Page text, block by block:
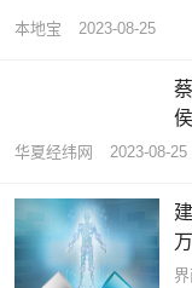
本地宝 2023-08-25
华夏经纬网 2023-08-25